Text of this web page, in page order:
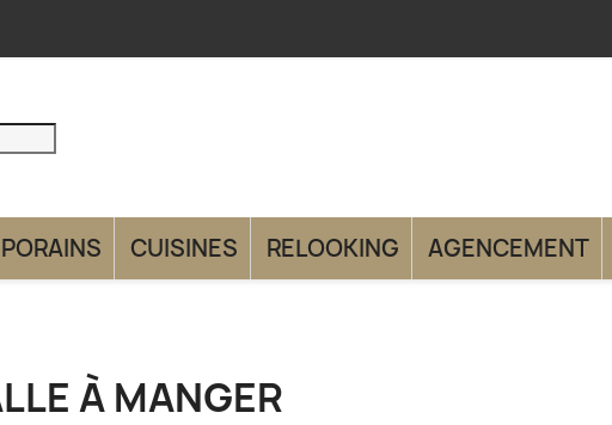
CUISINES RELOOKING AGENCEMENT
À MANGER